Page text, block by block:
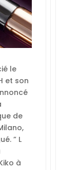
le
et son
de
” L
à